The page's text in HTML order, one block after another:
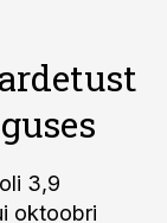
3,9
oktoobri